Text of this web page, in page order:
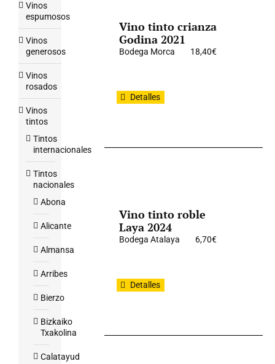
Vino tinto crianza
Godina 2021
Bodega Morca 18,40€
Detalles
Vino tinto roble
Laya 2024
Bodega Atalaya 6,70€
Detalles
Vinos
espumosos
Vinos
generosos
Vinos
rosados
Vinos
tintos
Tintos
internacionales
Tintos
nacionales
Abona
Alicante
Almansa
Arribes
Bierzo
Bizkaiko
Txakolina
Calatayud